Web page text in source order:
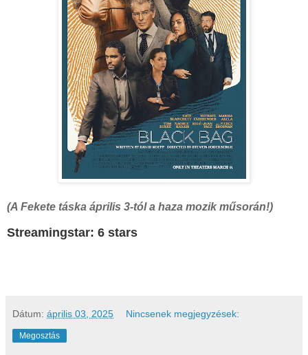
(A Fekete táska április 3-tól a haza mozik műsorán!)
Streamingstar: 6 stars
Dátum: április 03, 2025 Nincsenek megjegyzések:
Megosztás